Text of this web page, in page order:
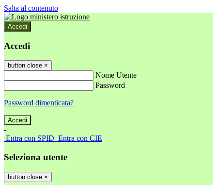
Salta al contenuto
Accedi
Accedi
button close ×
Nome Utente
Password
Password dimenticata?
-
Entra con SPID Entra con CIE
Seleziona utente
button close ×